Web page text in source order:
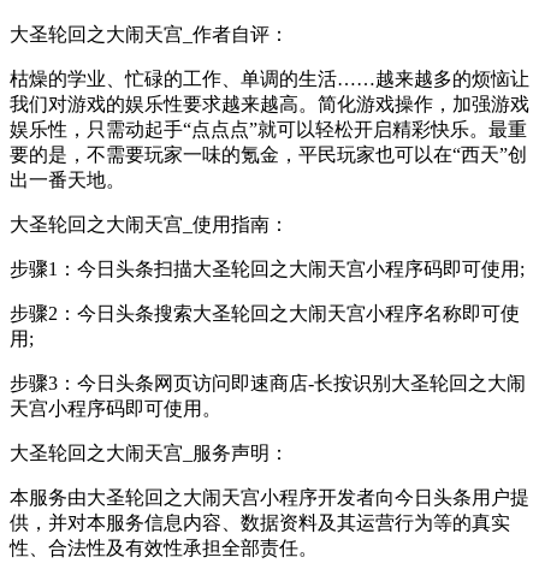
大圣轮回之大闹天宫_作者自评：
枯燥的学业、忙碌的工作、单调的生活……越来越多的烦恼让
我们对游戏的娱乐性要求越来越高。简化游戏操作，加强游戏
娱乐性，只需动起手“点点点”就可以轻松开启精彩快乐。最重
要的是，不需要玩家一味的氪金，平民玩家也可以在“西天”创
出一番天地。
大圣轮回之大闹天宫_使用指南：
步骤1：今日头条扫描大圣轮回之大闹天宫小程序码即可使用;
步骤2：今日头条搜索大圣轮回之大闹天宫小程序名称即可使
用;
步骤3：今日头条网页访问即速商店-长按识别大圣轮回之大闹
天宫小程序码即可使用。
大圣轮回之大闹天宫_服务声明：
本服务由大圣轮回之大闹天宫小程序开发者向今日头条用户提
供，并对本服务信息内容、数据资料及其运营行为等的真实
性、合法性及有效性承担全部责任。